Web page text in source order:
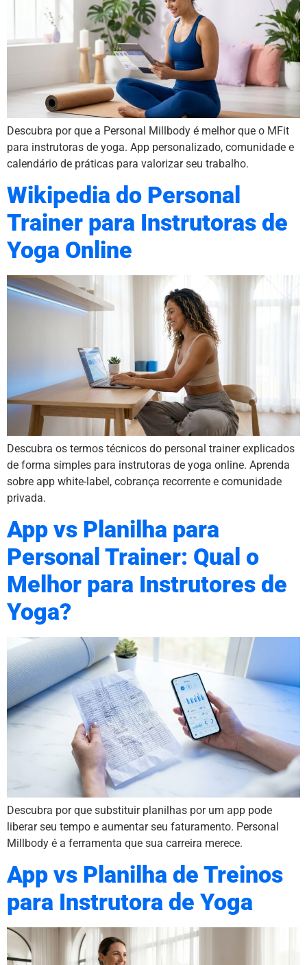
Descubra por que a Personal Millbody é melhor que o MFit
para instrutoras de yoga. App personalizado, comunidade e
calendário de práticas para valorizar seu trabalho.
Wikipedia do Personal
Trainer para Instrutoras de
Yoga Online
Descubra os termos técnicos do personal trainer explicados
de forma simples para instrutoras de yoga online. Aprenda
sobre app white-label, cobrança recorrente e comunidade
privada.
App vs Planilha para
Personal Trainer: Qual o
Melhor para Instrutores de
Yoga?
Descubra por que substituir planilhas por um app pode
liberar seu tempo e aumentar seu faturamento. Personal
Millbody é a ferramenta que sua carreira merece.
App vs Planilha de Treinos
para Instrutora de Yoga